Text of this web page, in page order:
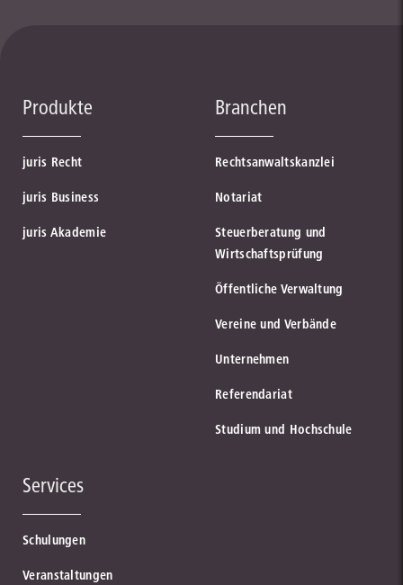
Produkte
juris Recht
juris Business
juris Akademie
Branchen
Rechtsanwaltskanzlei
Notariat
Steuerberatung und
Wirtschaftsprüfung
Öffentliche Verwaltung
Vereine und Verbände
Unternehmen
Referendariat
Studium und Hochschule
Services
Schulungen
Veranstaltungen